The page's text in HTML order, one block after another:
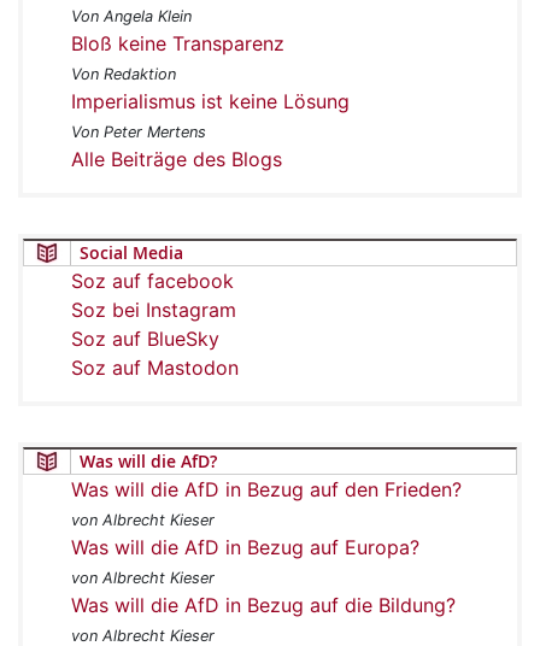
Von Angela Klein
Bloß keine Transparenz
Von Redaktion
Imperialismus ist keine Lösung
Von Peter Mertens
Alle Beiträge des Blogs
Social Media
Soz auf facebook
Soz bei Instagram
Soz auf BlueSky
Soz auf Mastodon
Was will die AfD?
Was will die AfD in Bezug auf den Frieden?
von Albrecht Kieser
Was will die AfD in Bezug auf Europa?
von Albrecht Kieser
Was will die AfD in Bezug auf die Bildung?
von Albrecht Kieser